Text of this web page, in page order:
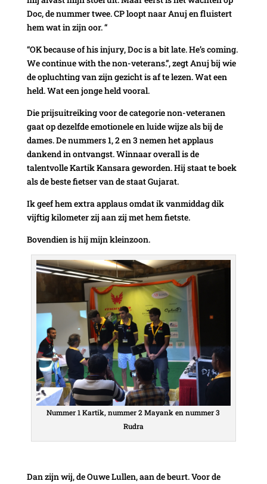
Doc, de nummer twee. CP loopt naar Anuj en fluistert
hem wat in zijn oor. “
“OK because of his injury, Doc is a bit late. He’s coming.
We continue with the non-veterans.”, zegt Anuj bij wie
de opluchting van zijn gezicht is af te lezen. Wat een
held. Wat een jonge held vooral.
Die prijsuitreiking voor de categorie non-veteranen
gaat op dezelfde emotionele en luide wijze als bij de
dames. De nummers 1, 2 en 3 nemen het applaus
dankend in ontvangst. Winnaar overall is de
talentvolle Kartik Kansara geworden. Hij staat te boek
als de beste fietser van de staat Gujarat.
Ik geef hem extra applaus omdat ik vanmiddag dik
vijftig kilometer zij aan zij met hem fietste.
Bovendien is hij mijn kleinzoon.
Nummer 1 Kartik, nummer 2 Mayank en nummer 3
Rudra
Dan zijn wij, de Ouwe Lullen, aan de beurt. Voor de